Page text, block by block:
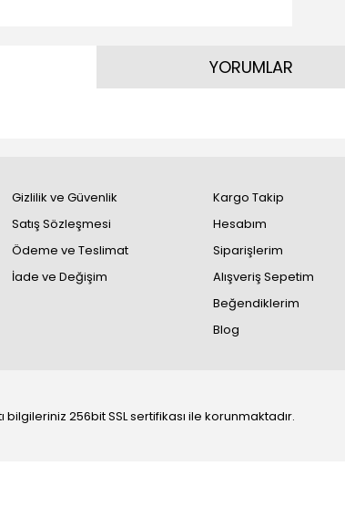
YORUMLAR
Gizlilik ve Güvenlik
Satış Sözleşmesi
Ödeme ve Teslimat
İade ve Değişim
Kargo Takip
Hesabım
Siparişlerim
Alışveriş Sepetim
Beğendiklerim
Blog
bilgileriniz 256bit SSL sertifikası ile korunmaktadır.